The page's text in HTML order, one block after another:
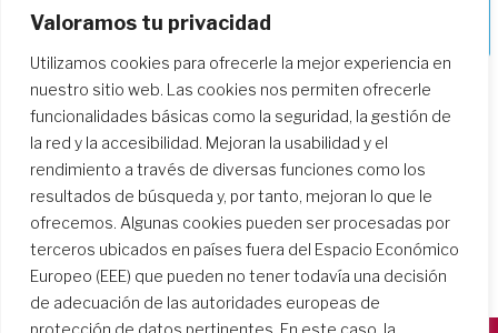
Valoramos tu privacidad
Utilizamos cookies para ofrecerle la mejor experiencia en
nuestro sitio web. Las cookies nos permiten ofrecerle
funcionalidades básicas como la seguridad, la gestión de
la red y la accesibilidad. Mejoran la usabilidad y el
rendimiento a través de diversas funciones como los
resultados de búsqueda y, por tanto, mejoran lo que le
ofrecemos. Algunas cookies pueden ser procesadas por
terceros ubicados en países fuera del Espacio Económico
Europeo (EEE) que pueden no tener todavía una decisión
de adecuación de las autoridades europeas de
protección de datos pertinentes. En este caso, la
Profundizando en nuestro camino de
formación